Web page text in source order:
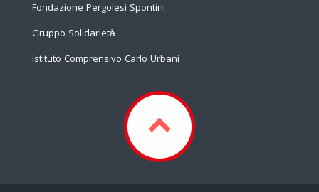
Fondazione Pergolesi Spontini
Gruppo Solidarietà
Istituto Comprensivo Carlo Urbani